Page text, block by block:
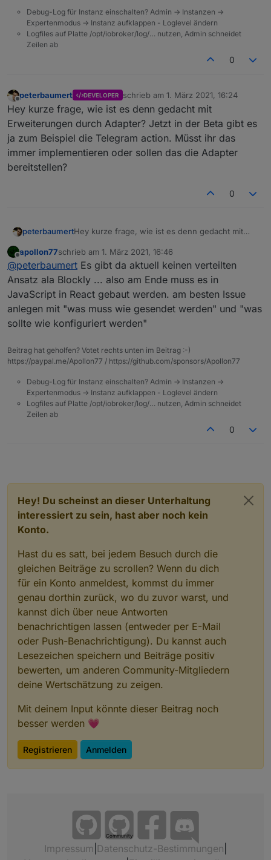
Debug-Log für Instanz einschalten? Admin -> Instanzen ->
Expertenmodus -> Instanz aufklappen - Loglevel ändern
Logfiles auf Platte /opt/iobroker/log/… nutzen, Admin schneidet
Zeilen ab
0
Offline
peterbaumert DEVELOPER schrieb am 1. März 2021, 16:24
zuletzt editiert von
Hey kurze frage, wie ist es denn gedacht mit
Erweiterungen durch Adapter? Jetzt in der Beta gibt es
ja zum Beispiel die Telegram action. Müsst ihr das
immer implementieren oder sollen das die Adapter
bereitstellen?
0
peterbaumertHey kurze frage, wie ist es denn gedacht mit
gibt es ja zum Beispiel die Telegram action.
Müsst ihr das immer implementieren oder sollen
das die Adapter bereitstellen?
Offline
apollon77schrieb am 1. März 2021, 16:46
zuletzt editiert von
@peterbaumert Es gibt da aktuell keinen verteilten
Ansatz ala Blockly ... also am Ende muss es in
JavaScript in React gebaut werden. am besten Issue
anlegen mit "was muss wie gesendet werden" und "was
sollte wie konfiguriert werden"
Beitrag hat geholfen? Votet rechts unten im Beitrag :-)
https://paypal.me/Apollon77 / https://github.com/sponsors/Apollon77
Debug-Log für Instanz einschalten? Admin -> Instanzen ->
Expertenmodus -> Instanz aufklappen - Loglevel ändern
Logfiles auf Platte /opt/iobroker/log/… nutzen, Admin schneidet
Zeilen ab
0
Hey! Du scheinst an dieser Unterhaltung
interessiert zu sein, hast aber noch kein
Konto.
Hast du es satt, bei jedem Besuch durch die
gleichen Beiträge zu scrollen? Wenn du dich
für ein Konto anmeldest, kommst du immer
genau dorthin zurück, wo du zuvor warst, und
kannst dich über neue Antworten
benachrichtigen lassen (entweder per E-Mail
oder Push-Benachrichtigung). Du kannst auch
Lesezeichen speichern und Beiträge positiv
bewerten, um anderen Community-Mitgliedern
deine Wertschätzung zu zeigen.
Mit deinem Input könnte dieser Beitrag noch
besser werden 💗
Registrieren Anmelden
Community
Impressum Datenschutz-Bestimmungen